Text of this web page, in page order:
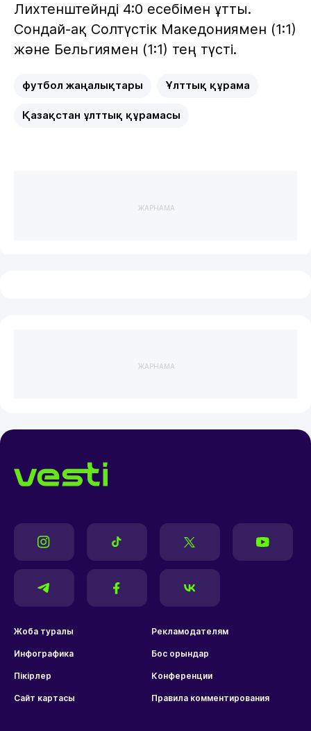
Лихтенштейнді 4:0 есебімен ұтты.
Сондай-ақ Солтүстік Македониямен (1:1)
және Бельгиямен (1:1) тең түсті.
футбол жаңалықтары Ұлттық құрама
Қазақстан ұлттық құрамасы
ЖАРНАМА
ЖАРНАМА
Жоба туралы Рекламодателям
Инфографика Бос орындар
Пікірлер Конференции
Сайт картасы Правила комментирования